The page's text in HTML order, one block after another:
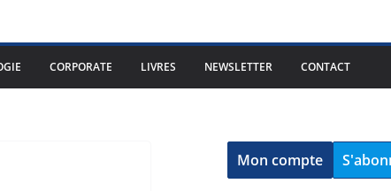
CORPORATE LIVRES NEWSLETTER CONTACT
Mon compte